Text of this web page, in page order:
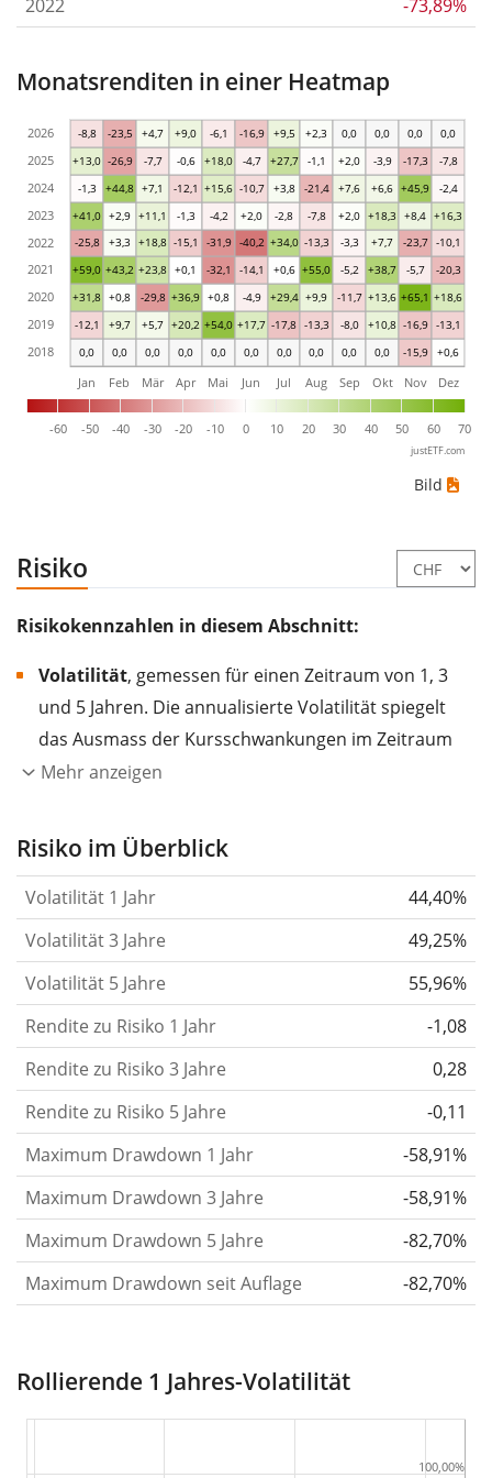
2022 -73,89%
Monatsrenditen in einer Heatmap
0,0 0,0 0,0 0,0 0,0 0,0 0,0 0,0 0,0 0,0 -15,9 +0,6
-12,1 +9,7 +5,7 +20,2 +54,0 +17,7 -17,8 -13,3 -8,0 +10,8 -16,9 -13,1
+31,8 +0,8 -29,8 +36,9 +0,8 -4,9 +29,4 +9,9 -11,7 +13,6 +65,1 +18,6
+59,0 +43,2 +23,8 +0,1 -32,1 -14,1 +0,6 +55,0 -5,2 +38,7 -5,7 -20,3
-25,8 +3,3 +18,8 -15,1 -31,9 -40,2 +34,0 -13,3 -3,3 +7,7 -23,7 -10,1
+41,0 +2,9 +11,1 -1,3 -4,2 +2,0 -2,8 -7,8 +2,0 +18,3 +8,4 +16,3
-1,3 +44,8 +7,1 -12,1 +15,6 -10,7 +3,8 -21,4 +7,6 +6,6 +45,9 -2,4
+13,0 -26,9 -7,7 -0,6 +18,0 -4,7 +27,7 -1,1 +2,0 -3,9 -17,3 -7,8
-8,8 -23,5 +4,7 +9,0 -6,1 -16,9 +9,5 +2,3 0,0 0,0 0,0 0,0
-60 -50 -40 -30 -20 -10 0 10 20 30 40 50 60 70
Jan Feb Mär Apr Mai Jun Jul Aug Sep Okt Nov Dez
2018
2019
2020
2021
2022
2023
2024
2025
2026
justETF.com
Bild
Risiko
Risikokennzahlen in diesem Abschnitt:
Volatilität, gemessen für einen Zeitraum von 1, 3
und 5 Jahren. Die annualisierte Volatilität spiegelt
das Ausmass der Kursschwankungen im Zeitraum
eines Jahres wider.
Aktie, des ETF, usw.) in der Vergangenheit
gelten im Allgemeinen als risikoreicher. Wir
berechnen die Volatilität auf Basis der Daten der
letzten 1, 3 und 5 Jahre, damit du sehen kannst, ob
die Kursschwankungen im Laufe der Zeit stärker
oder schwächer wurden. Weitere Informationen
findest du in unserem Artikel:
Risikomass.
Rendite pro Risikofür Zeiträume von 1, 3 und 5
Jahren. Diese Kennzahl ist definiert als die
annualisierte (d. h. auf einen Einjahreszeitraum
umgerechnete) historische Rendite geteilt durch die
historische annualisierte Volatilität.Rendite pro
Risiko setzt die historische Rendite eines
das Ausmass der Kursschwankungen, die man in
Kauf nehmen musste, um von der Rendite des
Mehr anzeigen
Risiko im Überblick
Volatilität 1 Jahr
44,40%
Volatilität 3 Jahre
49,25%
Volatilität 5 Jahre
55,96%
Rendite zu Risiko 1 Jahr
-1,08
Rendite zu Risiko 3 Jahre
0,28
Rendite zu Risiko 5 Jahre
-0,11
Maximum Drawdown 1 Jahr
-58,91%
Maximum Drawdown 3 Jahre
-58,91%
Maximum Drawdown 5 Jahre
-82,70%
Maximum Drawdown seit Auflage
-82,70%
Rollierende 1 Jahres-Volatilität
100,00%